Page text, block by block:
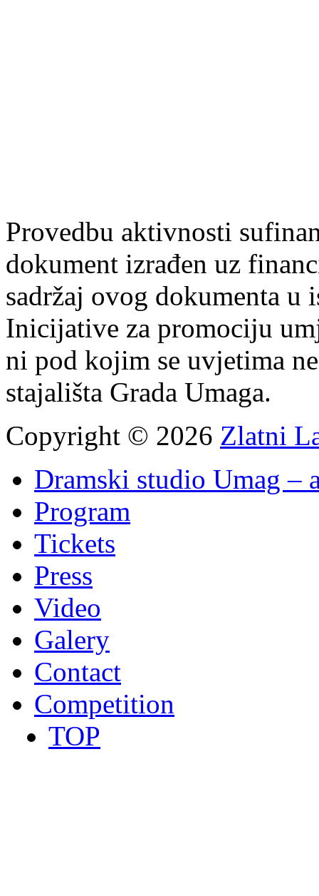
Provedbu aktivnosti
dokument izrađen uz
sadržaj ovog dokumenta
Inicijative za promociju
ni pod kojim se uvjetima
stajališta Grada Umaga.
Copyright © 2026 Zlatni
Dramski studio Umag –
Program
Tickets
Press
Video
Galery
Contact
Competition
TOP